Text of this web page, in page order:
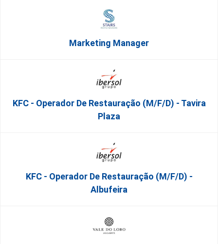
Marketing Manager
KFC - Operador De Restauração (m/f/d) - Tavira
Plaza
KFC - Operador De Restauração (m/f/d) -
Albufeira